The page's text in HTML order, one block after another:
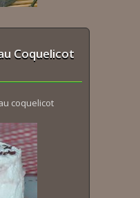
Coquelicot
coquelicot